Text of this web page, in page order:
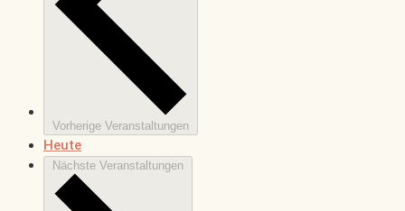
Vorherige Veranstaltungen
Heute
Nächste Veranstaltungen